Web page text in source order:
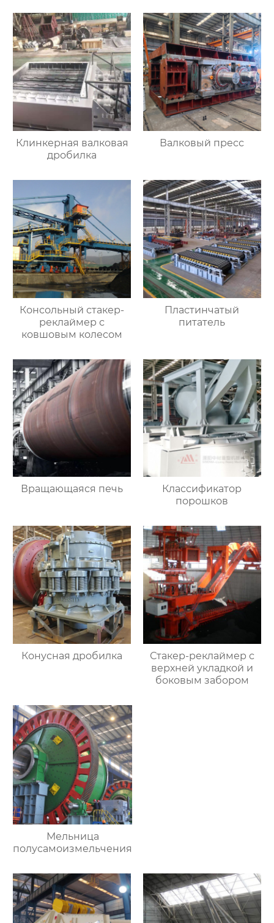
Клинкерная валковая
дробилка
Валковый пресс
Консольный стакер-
реклаймер с
ковшовым колесом
Пластинчатый
питатель
Вращающаяся печь
Классификатор
порошков
Конусная дробилка
Стакер-реклаймер с
верхней укладкой и
боковым забором
Мельница
полусамоизмельчения